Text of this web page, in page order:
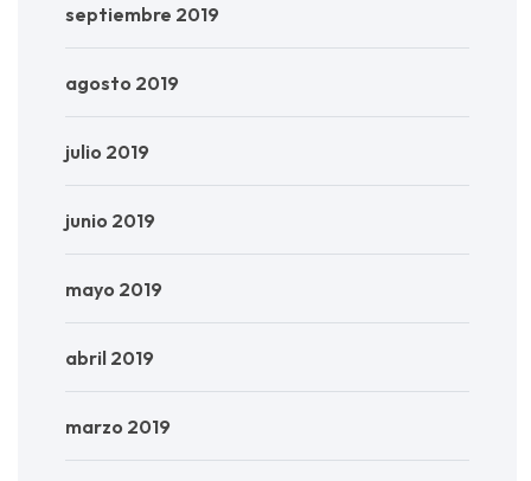
septiembre 2019
agosto 2019
julio 2019
junio 2019
mayo 2019
abril 2019
marzo 2019